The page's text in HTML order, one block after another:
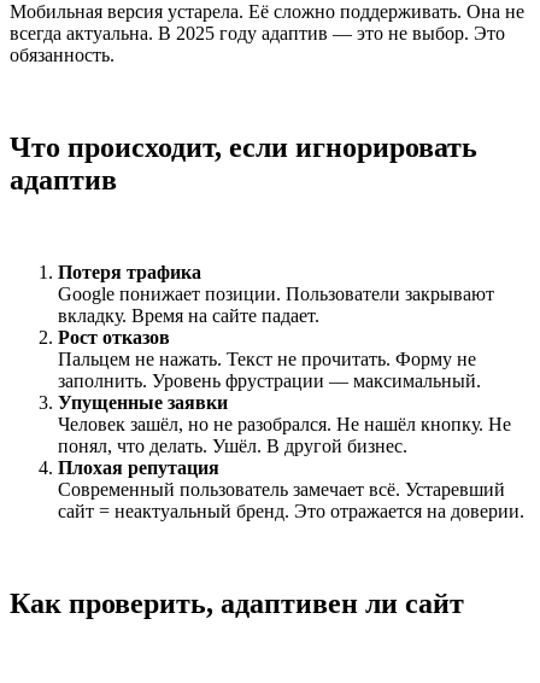
Мобильная версия устарела. Её сложно поддерживать. Она не
всегда актуальна. В 2025 году адаптив — это не выбор. Это
обязанность.
Что происходит, если игнорировать
адаптив
Потеря трафика
Google понижает позиции. Пользователи закрывают
вкладку. Время на сайте падает.
Рост отказов
Пальцем не нажать. Текст не прочитать. Форму не
заполнить. Уровень фрустрации — максимальный.
Упущенные заявки
Человек зашёл, но не разобрался. Не нашёл кнопку. Не
понял, что делать. Ушёл. В другой бизнес.
Плохая репутация
Современный пользователь замечает всё. Устаревший
сайт = неактуальный бренд. Это отражается на доверии.
Как проверить, адаптивен ли сайт